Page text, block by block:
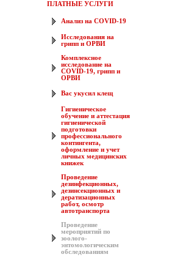
ПЛАТНЫЕ УСЛУГИ
Анализ на COVID-19
Исследования на
грипп и ОРВИ
Комплексное
исследование на
COVID-19, грипп и
ОРВИ
Вас укусил клещ
Гигиеническое
обучение и аттестация
гигиенической
подготовки
профессионального
контингента,
оформление и учет
личных медицинских
книжек
Проведение
дезинфекционных,
дезинсекционных и
дератизационных
работ, осмотр
автотранспорта
Проведение
мероприятий по
зоолого-
энтомологическим
обследованиям